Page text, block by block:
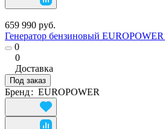
659 990 руб.
Генератор бензиновый EUROPOWER
0
0
Доставка
Под заказ
Бренд: EUROPOWER